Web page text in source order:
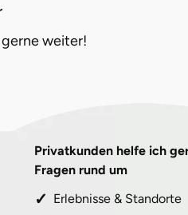
weiter!
Privatkunden helfe ich
Fragen rund um
Erlebnisse & Standorte